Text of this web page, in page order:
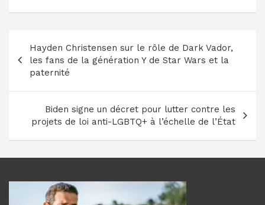
de
l’article
Hayden Christensen sur le rôle de Dark Vador,
les fans de la génération Y de Star Wars et la
paternité
Biden signe un décret pour lutter contre les
projets de loi anti-LGBTQ+ à l’échelle de l’État